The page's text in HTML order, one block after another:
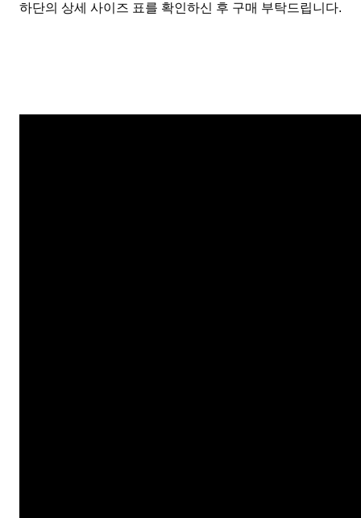
하단의 상세 사이즈 표를 확인하신 후 구매 부탁드립니다.